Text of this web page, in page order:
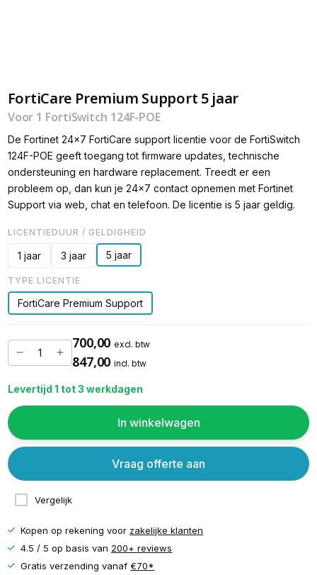
FortiCare Premium Support 5 jaar
Voor 1 FortiSwitch 124F-POE
De Fortinet 24x7 FortiCare support licentie voor de FortiSwitch
124F-POE geeft toegang tot firmware updates, technische
ondersteuning en hardware replacement. Treedt er een
probleem op, dan kun je 24x7 contact opnemen met Fortinet
Support via web, chat en telefoon. De licentie is 5 jaar geldig.
LICENTIEDUUR / GELDIGHEID
1 jaar 3 jaar 5 jaar
TYPE LICENTIE
FortiCare Premium Support
700,00 excl. btw
847,00 incl. btw
Levertijd 1 tot 3 werkdagen
In winkelwagen
Vergelijk
Vraag offerte aan
Kopen op rekening voor zakelijke klanten
4.5 / 5 op basis van 200+ reviews
Gratis verzending vanaf€70*